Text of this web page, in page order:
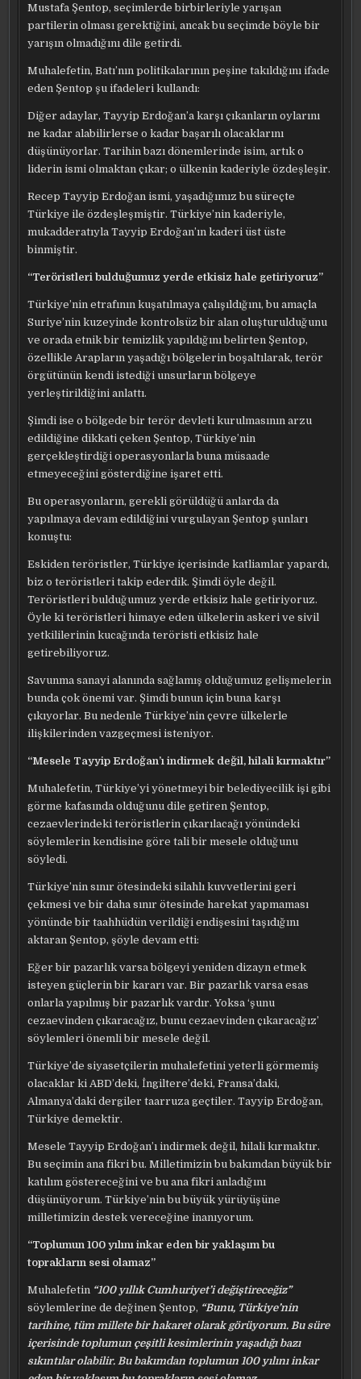
Mustafa Şentop, seçimlerde birbirleriyle yarışan
partilerin olması gerektiğini, ancak bu seçimde böyle bir
yarışın olmadığını dile getirdi.
Muhalefetin, Batı’nın politikalarının peşine takıldığını ifade
eden Şentop şu ifadeleri kullandı:
Diğer adaylar, Tayyip Erdoğan’a karşı çıkanların oylarını
ne kadar alabilirlerse o kadar başarılı olacaklarını
düşünüyorlar. Tarihin bazı dönemlerinde isim, artık o
liderin ismi olmaktan çıkar; o ülkenin kaderiyle özdeşleşir.
Recep Tayyip Erdoğan ismi, yaşadığımız bu süreçte
Türkiye ile özdeşleşmiştir. Türkiye’nin kaderiyle,
mukadderatıyla Tayyip Erdoğan’ın kaderi üst üste
binmiştir.
“Teröristleri bulduğumuz yerde etkisiz hale getiriyoruz”
Türkiye’nin etrafının kuşatılmaya çalışıldığını, bu amaçla
Suriye’nin kuzeyinde kontrolsüz bir alan oluşturulduğunu
ve orada etnik bir temizlik yapıldığını belirten Şentop,
özellikle Arapların yaşadığı bölgelerin boşaltılarak, terör
örgütünün kendi istediği unsurların bölgeye
yerleştirildiğini anlattı.
Şimdi ise o bölgede bir terör devleti kurulmasının arzu
edildiğine dikkati çeken Şentop, Türkiye’nin
gerçekleştirdiği operasyonlarla buna müsaade
etmeyeceğini gösterdiğine işaret etti.
Bu operasyonların, gerekli görüldüğü anlarda da
yapılmaya devam edildiğini vurgulayan Şentop şunları
konuştu:
Eskiden teröristler, Türkiye içerisinde katliamlar yapardı,
biz o teröristleri takip ederdik. Şimdi öyle değil.
Teröristleri bulduğumuz yerde etkisiz hale getiriyoruz.
Öyle ki teröristleri himaye eden ülkelerin askeri ve sivil
yetkililerinin kucağında teröristi etkisiz hale
getirebiliyoruz.
Savunma sanayi alanında sağlamış olduğumuz gelişmelerin
bunda çok önemi var. Şimdi bunun için buna karşı
çıkıyorlar. Bu nedenle Türkiye’nin çevre ülkelerle
ilişkilerinden vazgeçmesi isteniyor.
“Mesele Tayyip Erdoğan’ı indirmek değil, hilali kırmaktır”
Muhalefetin, Türkiye’yi yönetmeyi bir belediyecilik işi gibi
görme kafasında olduğunu dile getiren Şentop,
cezaevlerindeki teröristlerin çıkarılacağı yönündeki
söylemlerin kendisine göre tali bir mesele olduğunu
söyledi.
Türkiye’nin sınır ötesindeki silahlı kuvvetlerini geri
çekmesi ve bir daha sınır ötesinde harekat yapmaması
yönünde bir taahhüdün verildiği endişesini taşıdığını
aktaran Şentop, şöyle devam etti:
Eğer bir pazarlık varsa bölgeyi yeniden dizayn etmek
isteyen güçlerin bir kararı var. Bir pazarlık varsa esas
onlarla yapılmış bir pazarlık vardır. Yoksa ‘şunu
cezaevinden çıkaracağız, bunu cezaevinden çıkaracağız’
söylemleri önemli bir mesele değil.
Türkiye’de siyasetçilerin muhalefetini yeterli görmemiş
olacaklar ki ABD’deki, İngiltere’deki, Fransa’daki,
Almanya’daki dergiler taarruza geçtiler. Tayyip Erdoğan,
Türkiye demektir.
Mesele Tayyip Erdoğan’ı indirmek değil, hilali kırmaktır.
Bu seçimin ana fikri bu. Milletimizin bu bakımdan büyük bir
katılım göstereceğini ve bu ana fikri anladığını
düşünüyorum. Türkiye’nin bu büyük yürüyüşüne
milletimizin destek vereceğine inanıyorum.
“Toplumun 100 yılını inkar eden bir yaklaşım bu
toprakların sesi olamaz”
Muhalefetin “100 yıllık Cumhuriyet’i değiştireceğiz”
söylemlerine de değinen Şentop, “Bunu, Türkiye’nin
tarihine, tüm millete bir hakaret olarak görüyorum. Bu süre
içerisinde toplumun çeşitli kesimlerinin yaşadığı bazı
sıkıntılar olabilir. Bu bakımdan toplumun 100 yılını inkar